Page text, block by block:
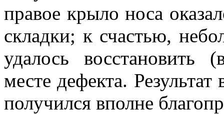
правое крыло носа
складки; к счастью,
удалось восстановить
месте дефекта.
получился вполне